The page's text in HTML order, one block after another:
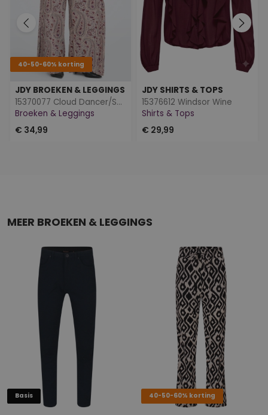
40-50-60% korting
JDY BROEKEN & LEGGINGS
15370077 Cloud Dancer/SKY CAPTAIN
Broeken & Leggings
€ 34,99
JDY SHIRTS & TOPS
15376612 Windsor Wine
Shirts & Tops
€ 29,99
MEER BROEKEN & LEGGINGS
Basis 40-50-60% korting